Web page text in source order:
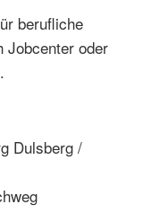
berufliche
Jobcenter oder
Dulsberg /